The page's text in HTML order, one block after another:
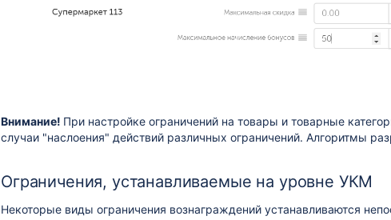
Внимание! При настройке ограничений на товары и товарные
случаи "наслоения" действий различных ограничений. Алгоритмы
Ограничения, устанавливаемые на уровне УКМ
Некоторые виды ограничения вознаграждений устанавливаются